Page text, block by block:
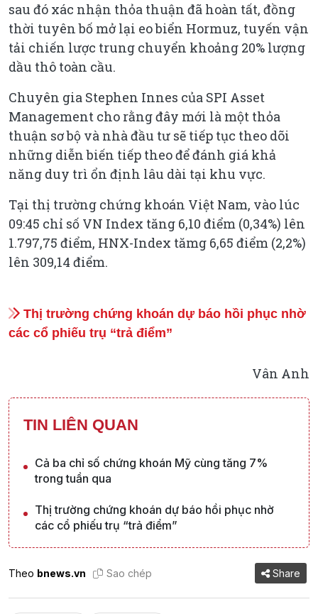
sau đó xác nhận thỏa thuận đã hoàn tất, đồng
thời tuyên bố mở lại eo biển Hormuz, tuyến vận
tải chiến lược trung chuyển khoảng 20% lượng
dầu thô toàn cầu.
Chuyên gia Stephen Innes của SPI Asset
Management cho rằng đây mới là một thỏa
thuận sơ bộ và nhà đầu tư sẽ tiếp tục theo dõi
những diễn biến tiếp theo để đánh giá khả
năng duy trì ổn định lâu dài tại khu vực.
Tại thị trường chứng khoán Việt Nam, vào lúc
09:45 chỉ số VN Index tăng 6,10 điểm (0,34%) lên
1.797,75 điểm, HNX-Index tămg 6,65 điểm (2,2%)
lên 309,14 điểm.
Thị trường chứng khoán dự báo hồi phục nhờ
các cổ phiếu trụ “trả điểm”
Vân Anh
TIN LIÊN QUAN
Cả ba chỉ số chứng khoán Mỹ cùng tăng 7%
trong tuần qua
Thị trường chứng khoán dự báo hồi phục nhờ
các cổ phiếu trụ “trả điểm”
Theo bnews.vn Sao chép Share